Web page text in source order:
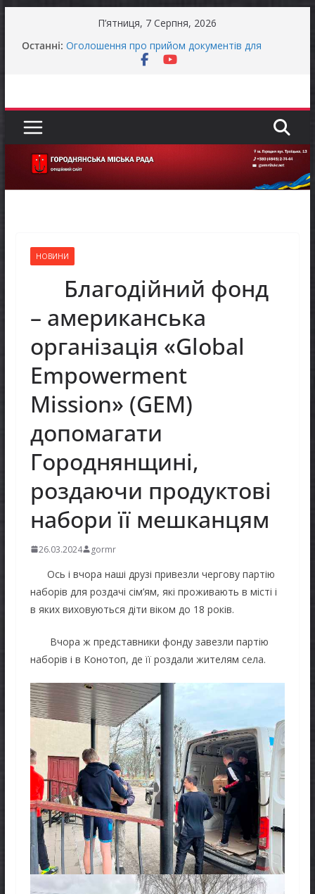
П’ятниця, 7 Серпня, 2026
Останні: Оголошення про прийом документів для
присудження Премії Кабінету Міністрів України
Продовжується реалізація програми «Діалог
Батьки майбутніх першокласників уже можуть
оформити «Пакунок школяра»
Останніми днями погода випробовує жителів
громади справжньою літньою спекою
НОВИНИ
Благодійний фонд
– американська
організація «Global
Empowerment
Mission» (GEM)
допомагати
Городнянщині,
роздаючи продуктові
набори її мешканцям
26.03.2024 gormr
Ось і вчора наші друзі привезли чергову партію
наборів для роздачі сім’ям, які проживають в місті і
в яких виховуються діти віком до 18 років.
Вчора ж представники фонду завезли партію
наборів і в Конотоп, де її роздали жителям села.